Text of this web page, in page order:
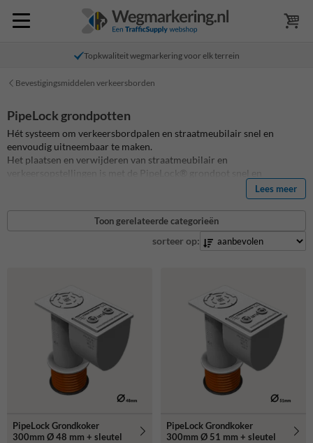
Topkwaliteit wegmarkering voor elk terrein
Bevestigingsmiddelen verkeersborden
PipeLock grondpotten
Hét systeem om verkeersbordpalen en straatmeubilair snel en
eenvoudig uitneembaar te maken.
Het plaatsen en verwijderen van straatmeubilair en
verkeersopstellingen is met de PipeLock® grondpot snel en
eenvoudig uit te voeren, denk bijvoorbeeld aan onderhoud,
PipeLock® bodemhulzen worden vooral ingezet bij middengeleiders,
parkeerpalen, hekwerken, verkiezingsborden, vlaggenmasten,
straatnaamborden, kerstverlichting, parkbanken, afvalbakken,
Lees meer
Toon gerelateerde categorieën
sorteer op:
PipeLock Grondkoker
300mm Ø 48 mm + sleutel
PipeLock Grondkoker
300mm Ø 51 mm + sleutel